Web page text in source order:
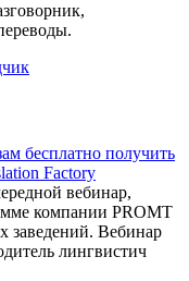
бесплатно получить
Factory
вебинар,
компании PROMT
заведений. Вебинар
лингвистич